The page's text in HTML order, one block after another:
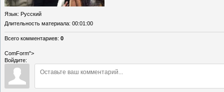
Язык: Русский
Длительность материала: 00:01:00
Всего комментариев: 0
ComForm">
Войдите: